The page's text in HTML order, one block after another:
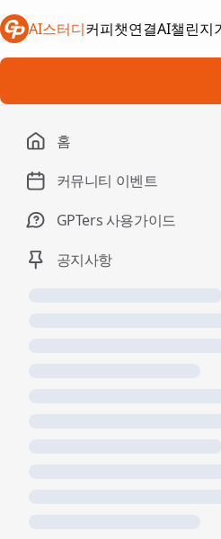
AI스터디커피챗연결
새 탭에서 열림AI챌린지
새 탭에
홈
커뮤니티 이벤트
GPTers 사용가이드
공지사항